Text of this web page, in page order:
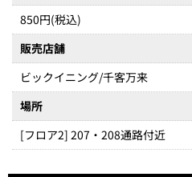
850円(税込)
販売店舗
ビックイニング/千客万来
場所
[フロア2] 207・208通路付近